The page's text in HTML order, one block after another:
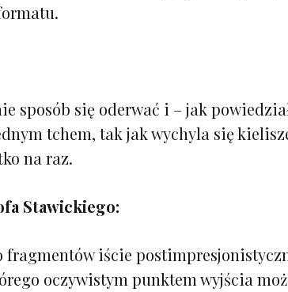
sposób się oderwać i – jak
tchem, tak jak wychyla się
na raz.
Stawickiego:
fragmentów iście
oczywistym punktem wyjścia